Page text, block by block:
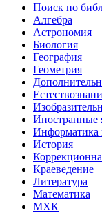
Поиск по
Алгебра
Астрономия
Биология
География
Геометрия
Иностранные
История
Краеведение
Литература
Математика
МХК